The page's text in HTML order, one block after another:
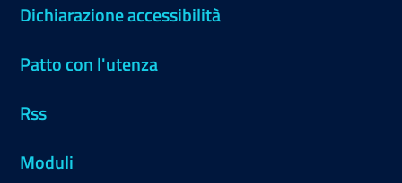
Dichiarazione accessibilità
Patto con l'utenza
Rss
Moduli